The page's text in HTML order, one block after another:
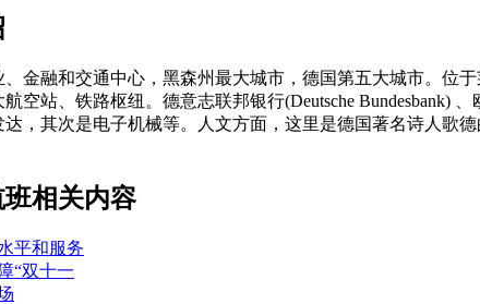
金融和交通中心，黑森州最大城市，德国第五大城市。位
空站、铁路枢纽。德意志联邦银行(Deutsche Bundesbank)
，其次是电子机械等。人文方面，这里是德国著名诗人歌
相关内容
平和服务
“双十一